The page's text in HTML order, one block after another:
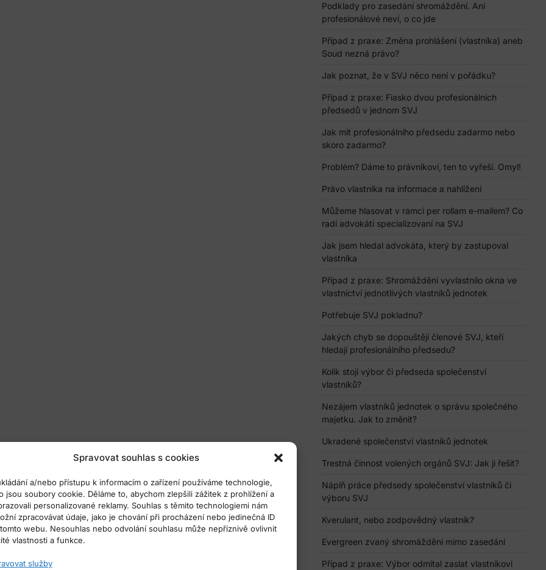
Spravovat souhlas s cookies
a/nebo přístupu k informacím o zařízení používáme technologie,
jsou soubory cookie. Děláme to, abychom zlepšili zážitek z prohlížení a
personalizované reklamy. Souhlas s těmito technologiemi nám
zpracovávat údaje, jako je chování při procházení nebo jedinečná ID
webu. Nesouhlas nebo odvolání souhlasu může nepříznivě ovlivnit
vlastnosti a funkce.
služby
Podklady pro zasedání shromáždění. Ani
profesionálové neví, o co jde
Případ z praxe: Změna prohlášení (vlastníka) aneb
Soud nezná právo?
Jak poznat, že v SVJ něco není v pořádku?
Případ z praxe: Fiasko dvou profesionálních
předsedů v jednom SVJ
Jak mít profesionálního předsedu zadarmo nebo
skoro zadarmo?
Problém? Dáme to právníkovi, ten to vyřeší. Omyl!
Právo vlastníka na informace a nahlížení
Můžeme hlasovat v rámci per rollam e-mailem? Co
radí advokáti specializovaní na SVJ
Jak jsem hledal advokáta, který by zastupoval
vlastníka
Případ z praxe: Shromáždění vyvlastnilo okna ve
vlastnictví jednotlivých vlastníků jednotek
Potřebuje SVJ pokladnu?
Jakých chyb se dopouštějí členové SVJ, kteří
hledají profesionálního předsedu?
Kolik stojí výbor či předseda společenství
vlastníků?
Nezájem vlastníků jednotek o správu společného
majetku. Jak to změnit?
Ukradené společenství vlastníků jednotek
Trestná činnost volených orgánů SVJ: Jak ji řešit?
Náplň práce předsedy společenství vlastníků či
výboru SVJ
Kverulant, nebo zodpovědný vlastník?
Evergreen zvaný shromáždění mimo zasedání
Případ z praxe: Výbor odmítal zaslat vlastníkovi